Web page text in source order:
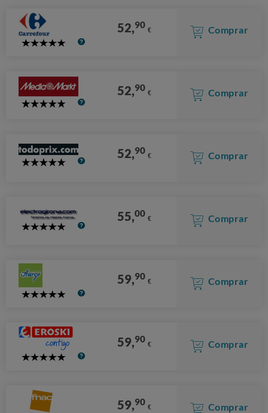
5
52,90 € Comprar
5
52,90 € Comprar
5
52,90 € Comprar
5
55,00 € Comprar
5
59,90 € Comprar
5
59,90 € Comprar
59,90 € Comprar